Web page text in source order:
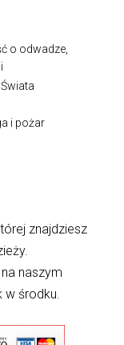
o odwadze,
i pożar
znajdziesz
naszym
w środku.